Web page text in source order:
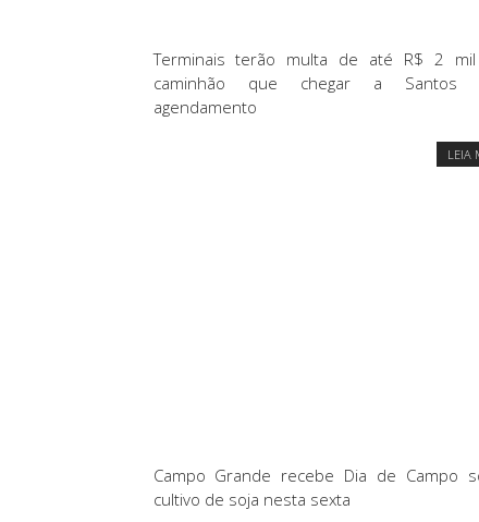
Terminais terão multa de até R$ 2
caminhão que chegar a Santos
agendamento
LEIA
Campo Grande recebe Dia de Campo
cultivo de soja nesta sexta